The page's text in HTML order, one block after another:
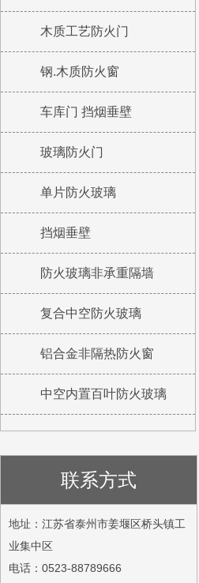
木质工艺防火门
钢.木质防火窗
车库门 挡烟垂壁
玻璃防火门
单片防火玻璃
挡烟垂壁
防火玻璃非承重隔墙
复合中空防火玻璃
铝合金非隔热防火窗
中空内置百叶防火玻璃
联系方式
地址：江苏省泰州市姜堰区桥头镇工
业集中区
电话：0523-88789666